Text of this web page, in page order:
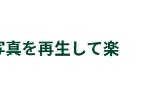
を再生して楽